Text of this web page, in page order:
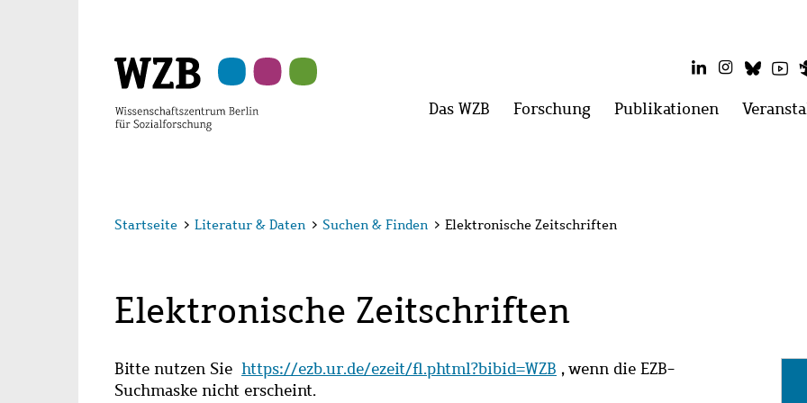
LinkedInInstagram
Hauptmenü
Das WZB Menü
Forschung Menü
Publikationen Menü
Startseite > Literatur & Daten > Suchen & Finden > Elektronische Zeitschriften
Elektronische Zeitschriften
Bitte nutzen Sie https://ezb.ur.de/ezeit/fl.phtml?bibid=WZB , wenn die EZB-
Suchmaske nicht erscheint.